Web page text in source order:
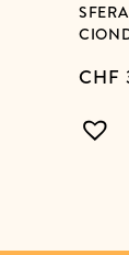
CHF